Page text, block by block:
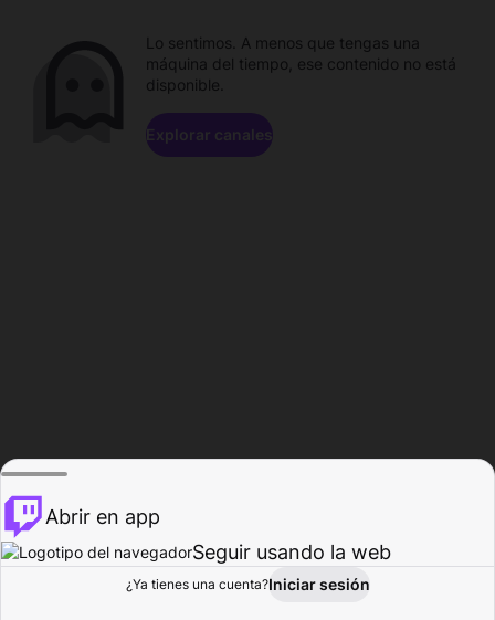
Explorar Actividad
Lo sentimos. A menos que tengas una
máquina del tiempo, ese contenido no está
disponible.
Explorar canales
Abrir en app
Seguir usando la web
¿Ya tienes una cuenta?Iniciar sesión